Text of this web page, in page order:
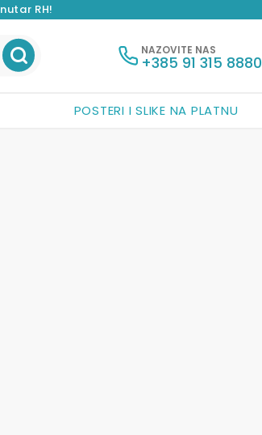
RH!
POSTERI I SLIKE NA PLATNU
NAZOVITE NAS
+385 91 315 8880